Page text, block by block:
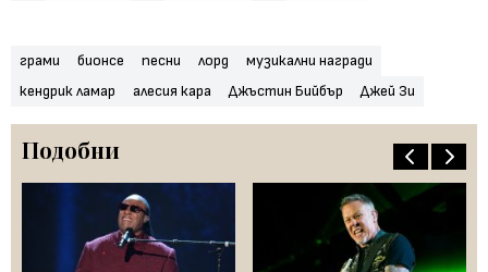
грами бионсе песни лорд
музикални награди
кендрик ламар
алесия кара Джъстин Бийбър Джей Зи
Подобни